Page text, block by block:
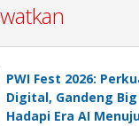
PWI Fest 2026:
Digital, Gandeng
Hadapi Era AI